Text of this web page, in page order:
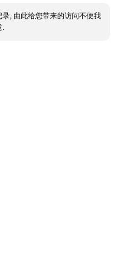
, 由此给您带来的访问不便我
.